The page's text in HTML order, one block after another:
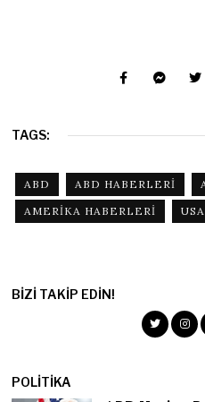
TAGS:
ABD ABD HABERLERI
AMERIKA HABERLERI
USA
BIZI TAKIP EDIN!
POLITIKA